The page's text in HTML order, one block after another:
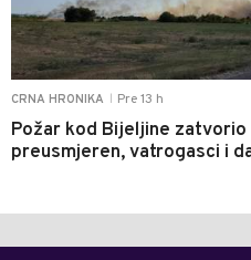
CRNA HRONIKA Pre 13 h
Požar kod Bijeljine zatvorio
preusmjeren, vatrogasci i